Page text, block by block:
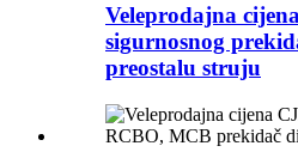
Veleprodajna
sigurnosnog
preostalu struju